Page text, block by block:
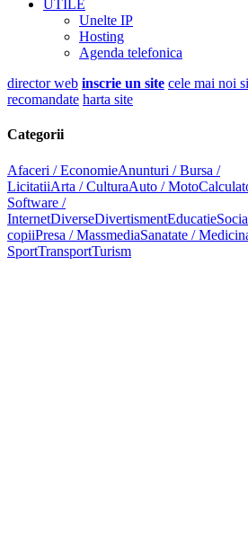
UTILE
Unelte IP
Hosting
Agenda telefonica
director web inscrie un site cele mai noi
recomandate harta site
Categorii
Afaceri / EconomieAnunturi / Bursa /
LicitatiiArta / CulturaAuto / Moto
Software /
InternetDiverseDivertismentEducatie
copiiPresa / MassmediaSanatate /
SportTransportTurism